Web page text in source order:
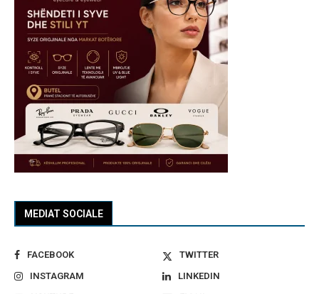
MEDIAT SOCIALE
FACEBOOK
TWITTER
INSTAGRAM
LINKEDIN